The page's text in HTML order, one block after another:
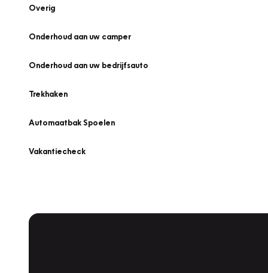
Overig
Onderhoud aan uw camper
Onderhoud aan uw bedrijfsauto
Trekhaken
Automaatbak Spoelen
Vakantiecheck